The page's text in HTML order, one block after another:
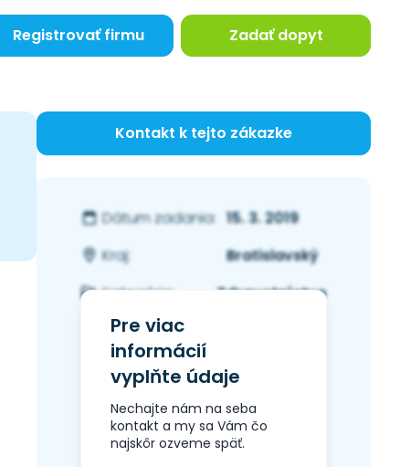
Registrovať firmu Zadať dopyt
Kontakt k tejto zákazke
Dátum zadania: 15. 3. 2019
Kraj:
Bratislavský
Kategória:
Zdravotníctvo
Pre viac
informácií
vyplňte údaje
Nechajte nám na seba
kontakt a my sa Vám čo
najskôr ozveme späť.